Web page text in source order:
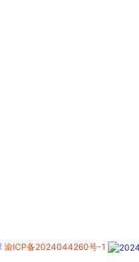
渝ICP备2024044260号-1